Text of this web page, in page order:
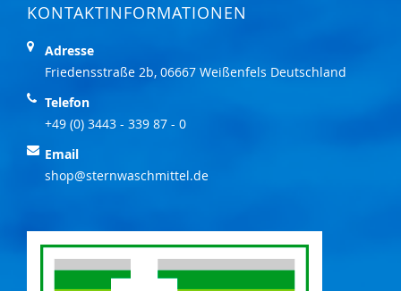
KONTAKTINFORMATIONEN
Adresse
Friedensstraße 2b, 06667 Weißenfels Deutschland
Telefon
+49 (0) 3443 - 339 87 - 0
Email
shop@sternwaschmittel.de